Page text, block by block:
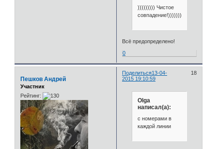
))))))))) Чистое
совпадение!))))))))))
Всё предопределено!
0
Поделиться 18
13-04-
2015 19:10:59
Пешков Андрей
Участник
Рейтинг:
Olga
написал(а):
с номерами в
каждой линии